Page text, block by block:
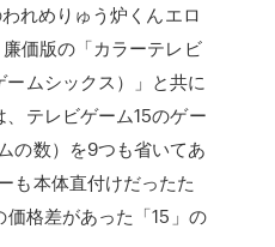
れめりゅう炉くんエロ
価版の「カラーテレビ
ムシックス）」と共に
テレビゲーム15のゲー
の数）を9つも省いてあ
も本体直付けだったた
格差があった「15」の